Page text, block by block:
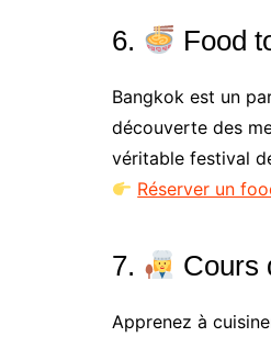
6. Food
Bangkok est un
découverte des
véritable festival
Réserver un
7. Cours
Apprenez à